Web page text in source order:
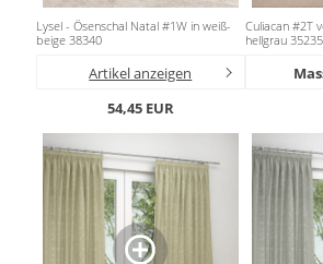
Lysel - Ösenschal Natal #1W in weiß-
beige 38340
Artikel anzeigen
54,45 EUR
Culiacan #2T
hellgrau 35235